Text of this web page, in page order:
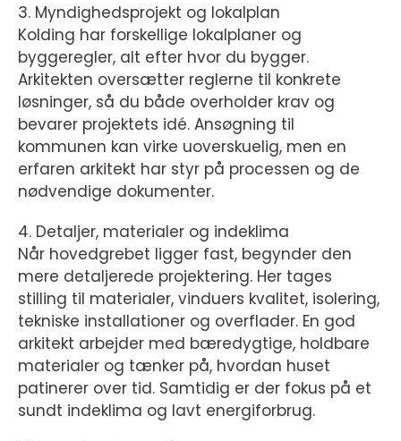
3. Myndighedsprojekt og lokalplan
Kolding har forskellige lokalplaner og
byggeregler, alt efter hvor du bygger.
Arkitekten oversætter reglerne til konkrete
løsninger, så du både overholder krav og
bevarer projektets idé. Ansøgning til
kommunen kan virke uoverskuelig, men en
erfaren arkitekt har styr på processen og de
nødvendige dokumenter.
4. Detaljer, materialer og indeklima
Når hovedgrebet ligger fast, begynder den
mere detaljerede projektering. Her tages
stilling til materialer, vinduers kvalitet, isolering,
tekniske installationer og overflader. En god
arkitekt arbejder med bæredygtige, holdbare
materialer og tænker på, hvordan huset
patinerer over tid. Samtidig er der fokus på et
sundt indeklima og lavt energiforbrug.